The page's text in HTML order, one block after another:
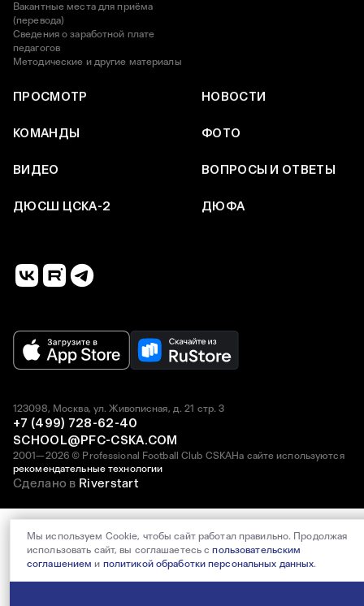
Вакантные места для приёма
(перевода)
Сведения о заработной плате
педагогов
Методические и другие материалы
ПРОСМОТР НОВОСТИ
КОМАНДЫ ФОТО
ВИДЕО ВОПРОСЫ И ОТВЕТЫ
ДЮСШ ЦСКА-2 ДЮФА
2001—2026 © Professional Football Club CSKAНа сайте используются
рекомендательные технологии
123098, Москва, ул. Живописная, д. 21 стр. 3
+7 (499) 728-62-40
SCHOOL@PFC-CSKA.COM
Сделано в Riverstart
Мы используем Cookie, чтобы сайт работал правильно. Продолжая
использовать сайт, вы соглашаетесь спользовательским
соглашением и политикой обработки персональных данных.